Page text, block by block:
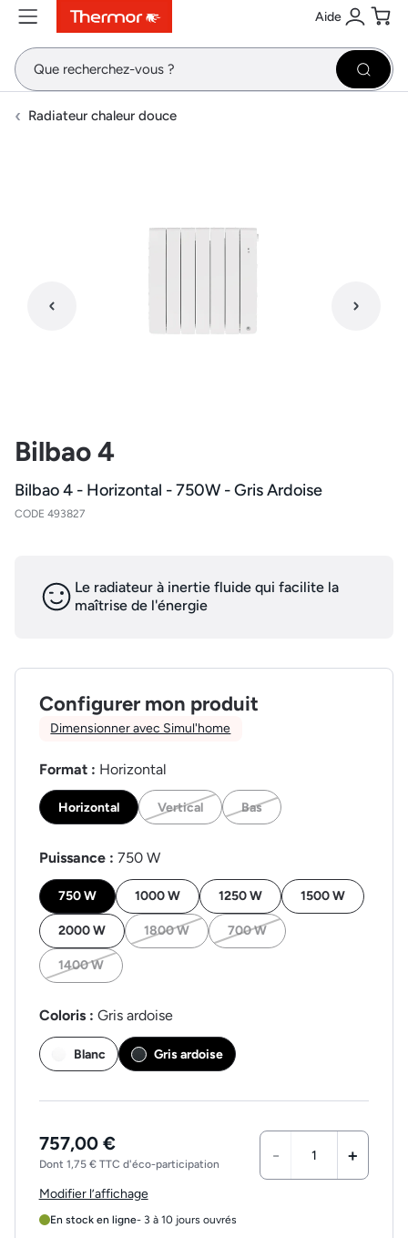
ContenuMenuRecherche Aide
Se
Radiateur chaleur douce
Bilbao 4
Bilbao 4 - Horizontal - 750W - Gris Ardoise
CODE 493827
Le radiateur à inertie fluide qui facilite la
maîtrise de l'énergie
Configurer mon produit
Dimensionner avec Simul'home
Format : Horizontal
Horizontal Vertical Bas
Puissance : 750 W
750 W 1000 W 1250 W 1500 W
2000 W 1800 W 700 W
1400 W
Coloris : Gris ardoise
Blanc Gris ardoise
757,00 €
Dont 1,75 € TTC d'éco-participation - +
Modifier l’affichage
En stock en ligne- 3 à 10 jours ouvrés